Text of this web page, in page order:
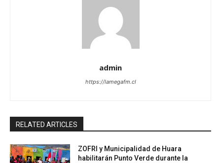
admin
https://lamegafm.cl
RELATED ARTICLES
ZOFRI y Municipalidad de Huara
habilitarán Punto Verde durante la